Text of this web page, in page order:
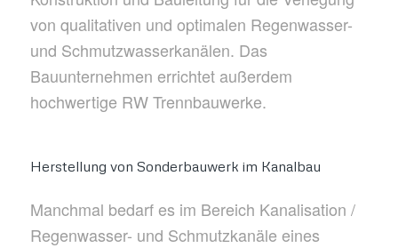
von qualitativen und optimalen Regenwasser-
und Schmutzwasserkanälen. Das
Bauunternehmen errichtet außerdem
hochwertige RW Trennbauwerke.
Herstellung von Sonderbauwerk im Kanalbau
Manchmal bedarf es im Bereich Kanalisation /
Regenwasser- und Schmutzkanäle eines